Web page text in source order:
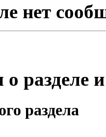
нет
разделе
раздела